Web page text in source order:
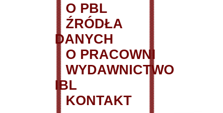
O PBL
ŹRÓDŁA
DANYCH
O PRACOWNI
WYDAWNICTWO
IBL
KONTAKT